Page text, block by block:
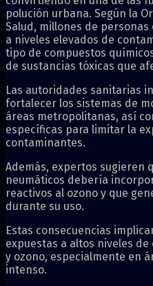
polución urbana. Según la
Salud, millones de
a niveles elevados de
tipo de compuestos
de sustancias tóxicas que
Las autoridades sanitarias
fortalecer los sistemas de
áreas metropolitanas, así
específicas para limitar la
contaminantes.
Además, expertos sugieren
neumáticos debería
reactivos al ozono y que
durante su uso.
Estas consecuencias
expuestas a altos niveles
y ozono, especialmente en
intenso.